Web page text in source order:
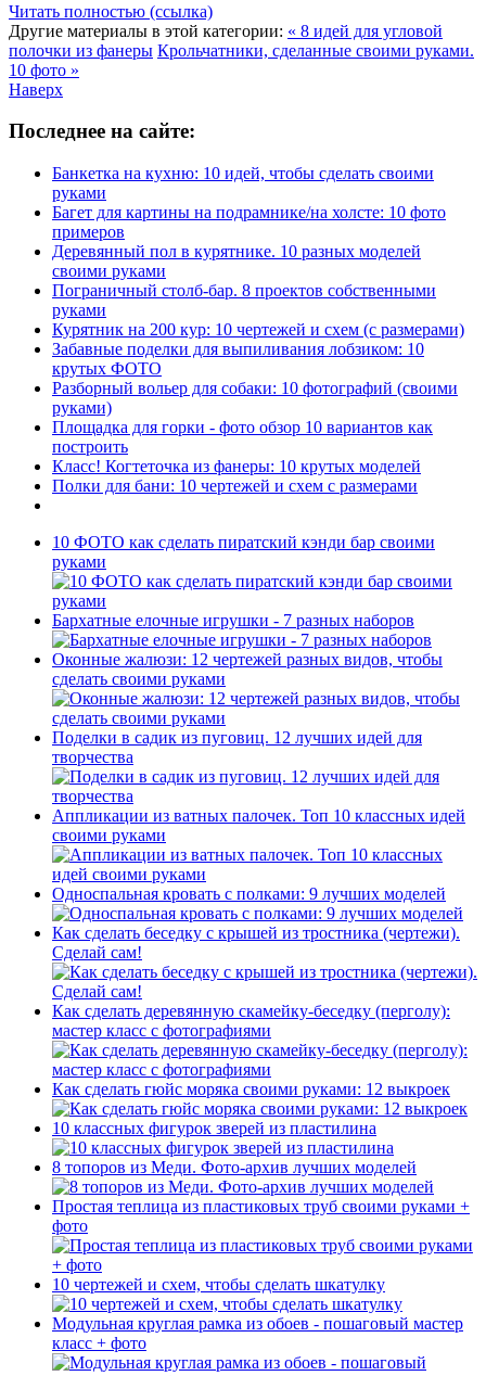
Читать полностью (ссылка)
Другие материалы в этой категории: « 8 идей для угловой
полочки из фанеры Крольчатники, сделанные своими руками.
10 фото »
Наверх
Последнее на сайте:
Банкетка на кухню: 10 идей, чтобы сделать своими
руками
Багет для картины на подрамнике/на холсте: 10 фото
примеров
Деревянный пол в курятнике. 10 разных моделей
своими руками
Пограничный столб-бар. 8 проектов собственными
руками
Курятник на 200 кур: 10 чертежей и схем (с размерами)
Забавные поделки для выпиливания лобзиком: 10
крутых ФОТО
Разборный вольер для собаки: 10 фотографий (своими
руками)
Площадка для горки - фото обзор 10 вариантов как
построить
Класс! Когтеточка из фанеры: 10 крутых моделей
Полки для бани: 10 чертежей и схем с размерами
10 ФОТО как сделать пиратский кэнди бар своими
руками
Бархатные елочные игрушки - 7 разных наборов
Оконные жалюзи: 12 чертежей разных видов, чтобы
сделать своими руками
Поделки в садик из пуговиц. 12 лучших идей для
творчества
Аппликации из ватных палочек. Топ 10 классных идей
своими руками
Односпальная кровать с полками: 9 лучших моделей
Как сделать беседку с крышей из тростника (чертежи).
Сделай сам!
Как сделать деревянную скамейку-беседку (перголу):
мастер класс с фотографиями
Как сделать гюйс моряка своими руками: 12 выкроек
10 классных фигурок зверей из пластилина
8 топоров из Меди. Фото-архив лучших моделей
Простая теплица из пластиковых труб своими руками +
фото
10 чертежей и схем, чтобы сделать шкатулку
Модульная круглая рамка из обоев - пошаговый мастер
класс + фото